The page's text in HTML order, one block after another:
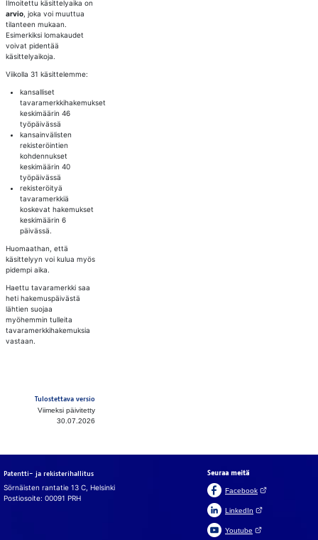
Ilmoitettu käsittelyaika on
arvio, joka voi muuttua
tilanteen mukaan.
Esimerkiksi lomakaudet
voivat pidentää
käsittelyaikoja.
Viikolla 31 käsittelemme:
kansalliset
tavaramerkkihakemukset
keskimäärin 46
työpäivässä
kansainvälisten
rekisteröintien
kohdennukset
keskimäärin 40
työpäivässä
rekisteröityä
tavaramerkkiä
koskevat hakemukset
keskimäärin 6
päivässä.
Huomaathan, että
käsittelyyn voi kulua myös
pidempi aika.
Haettu tavaramerkki saa
heti hakemuspäivästä
lähtien suojaa
myöhemmin tulleita
tavaramerkkihakemuksia
vastaan.
Tulostettava versio
Viimeksi päivitetty
30.07.2026
Patentti- ja rekisterihallitus
Sörnäisten rantatie 13 C, Helsinki
Postiosoite: 00091 PRH
Seuraa meitä
Facebook(Avautuu uuteen
LinkedIn (Avautuu uuteen
Youtube (Avautuu uuteen